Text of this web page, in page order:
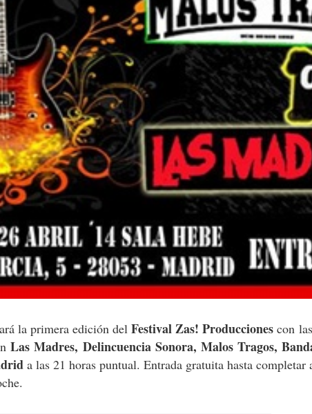
la primera edición delFestival Zas! Producciones con
Las Madres, Delincuencia Sonora, Malos Tragos,
a las 21 horas puntual. Entrada gratuita hasta completar